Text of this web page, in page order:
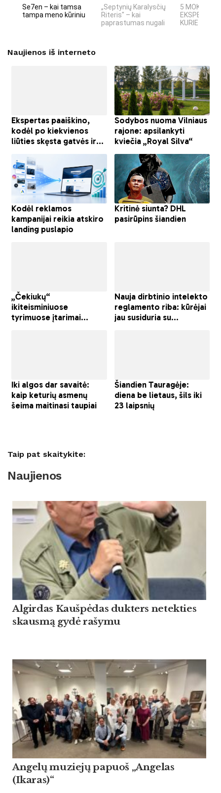
Se7en – kai tamsa
tampa meno kūriniu
„Septynių Karalysčių
Riteris" – kai
paprastumas nugali
5 MOKSLINIAI
KURIE
Naujienos iš interneto
Taip pat skaitykite:
Naujienos
Algirdas Kaušpėdas dukters netekties
skausmą gydė rašymu
Angelų muziejų papuoš „Angelas
(Ikaras)“